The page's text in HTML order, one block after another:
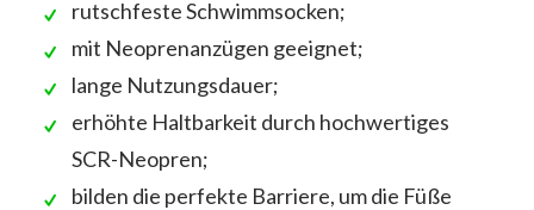
rutschfeste Schwimmsocken;
mit Neoprenanzügen geeignet;
lange Nutzungsdauer;
erhöhte Haltbarkeit durch hochwertiges
SCR-Neopren;
bilden die perfekte Barriere, um die Füße